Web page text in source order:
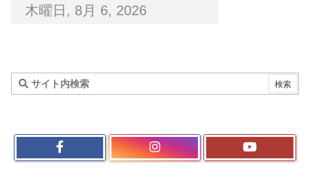
木曜日, 8月 6, 2026